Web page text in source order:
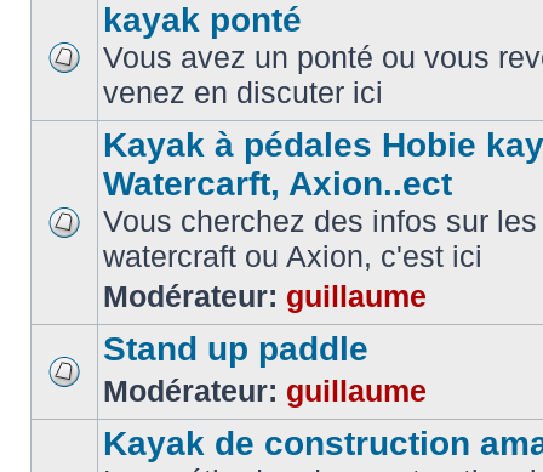
kayak ponté
Vous avez un ponté ou vous
venez en discuter ici
Kayak à pédales Hobie
Watercarft, Axion..ect
Vous cherchez des infos sur
watercraft ou Axion, c'est ici
Modérateur: guillaume
Stand up paddle
Modérateur: guillaume
Kayak de construction